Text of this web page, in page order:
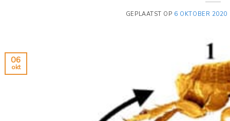
GEPLAATST OP 6 OKTOBER 2020
06
okt